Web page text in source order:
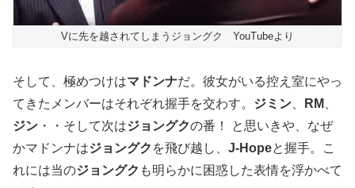
Vに先を越されてしまうジョングク YouTubeより
そして、極めつけはマドンナだ。彼女がいる控え室にやっ
てきたメンバーはそれぞれ握手を交わす。 ジミン RM
ジン ・・そして次はジョングクの番！ と思いきや、なぜ
かマドンナはジョングク を飛び越し、 J-Hopeと握手。こ
れには当のジョングク も明らかに困惑した表情を浮かべて